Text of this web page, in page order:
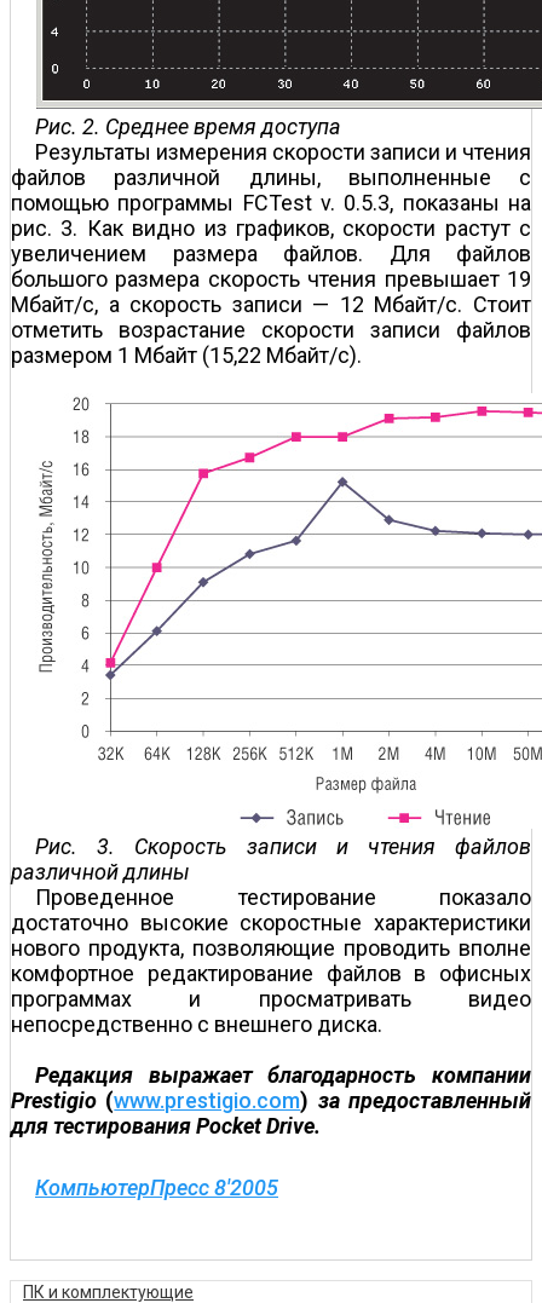
Рис. 2. Среднее время доступа
Результаты измерения скорости записи и чтения
файлов различной длины, выполненные с
помощью программы FCTest v. 0.5.3, показаны на
рис. 3. Как видно из графиков, скорости растут с
увеличением размера файлов. Для файлов
большого размера скорость чтения превышает 19
Мбайт/с, а скорость записи — 12 Мбайт/с. Стоит
отметить возрастание скорости записи файлов
размером 1 Мбайт (15,22 Мбайт/с).
Рис. 3. Скорость записи и чтения файлов
различной длины
Проведенное тестирование показало
достаточно высокие скоростные характеристики
нового продукта, позволяющие проводить вполне
комфортное редактирование файлов в офисных
программах и просматривать видео
непосредственно с внешнего диска.
Редакция выражает благодарность компании
Prestigio (www.prestigio.com) за предоставленный
для тестирования Pocket Drive.
КомпьютерПресс 8'2005
ПК и комплектующие